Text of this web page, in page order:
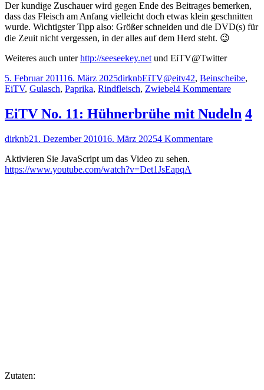
Der kundige Zuschauer wird gegen Ende des Beitrages bemerken,
dass das Fleisch am Anfang vielleicht doch etwas klein geschnitten
wurde. Wichtigster Tipp also: Größer schneiden und die DVD(s) für
die Zeuit nicht vergessen, in der alles auf dem Herd steht. 😉
Weiteres auch unterhttp://seeseekey.net und EiTV@Twitter
Veröffentlicht
am
5. Februar 201116. März 2025Autor
dirknbKategorien
EiTVSchlagwörter
@eitv42, Beinscheibe,
EiTV, Gulasch, Paprika, Rindfleisch, Zwiebel4 Kommentarezu
No.
13
EiTV No. 11: Hühnerbrühe mit Nudeln 4
Autor
dirknbVeröffentlicht
21. Dezember 201016. März 20254 Kommentarezu
Aktivieren Sie JavaScript um das Video zu sehen.
https://www.youtube.com/watch?v=Det1JsEapqA
Zutaten: